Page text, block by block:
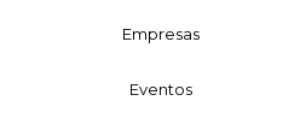
Empresas
Eventos